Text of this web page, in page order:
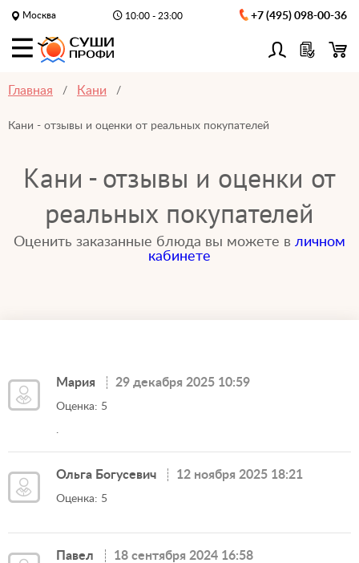
Москва 10:00 - 23:00 +7 (495) 098-00-36
Главная Кани
Кани - отзывы и оценки от реальных покупателей
Кани - отзывы и оценки от
реальных покупателей
Оценить заказанные блюда вы можете в личном
кабинете
Мария 29 декабря 2025 10:59
Оценка: 5
.
Ольга Богусевич 12 ноября 2025 18:21
Оценка: 5
Павел 18 сентября 2024 16:58